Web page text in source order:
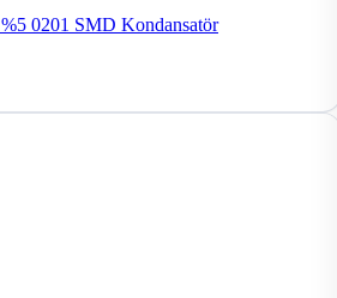
0201 SMD Kondansatör